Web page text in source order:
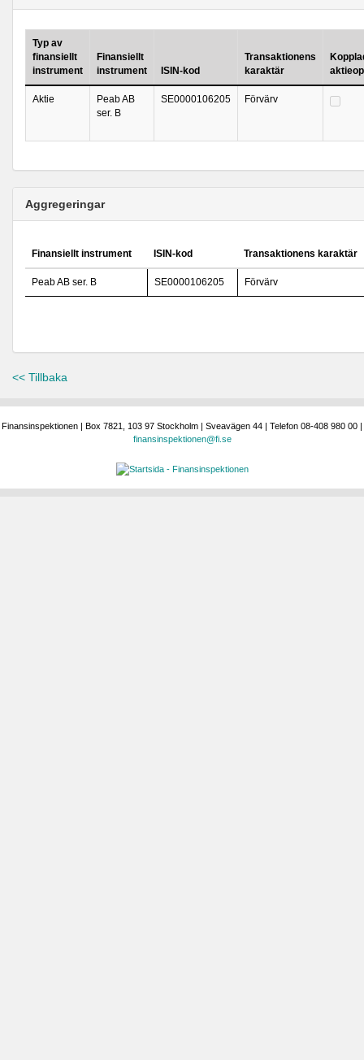
Typ av
finansiellt
instrument
Finansiellt
instrument
ISIN-kod
Transaktionens
karaktär
Aktie
Peab AB
ser. B
SE0000106205 Förvärv
Aggregeringar
Finansiellt instrument ISIN-kod Transaktionens karaktär
Peab AB ser. B SE0000106205 Förvärv
<< Tillbaka
Finansinspektionen | Box 7821, 103 97 Stockholm | Sveavägen 44 | Telefon 08-408 980 00 |
finansinspektionen@fi.se